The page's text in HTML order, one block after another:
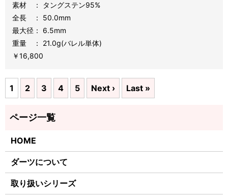
素材 ： タングステン95%
全長 ： 50.0mm
最大径： 6.5mm
重量 ： 21.0g(バレル単体)
￥16,800
1 2 3 4 5 Next › Last »
HOME
ダーツについて
取り扱いシリーズ